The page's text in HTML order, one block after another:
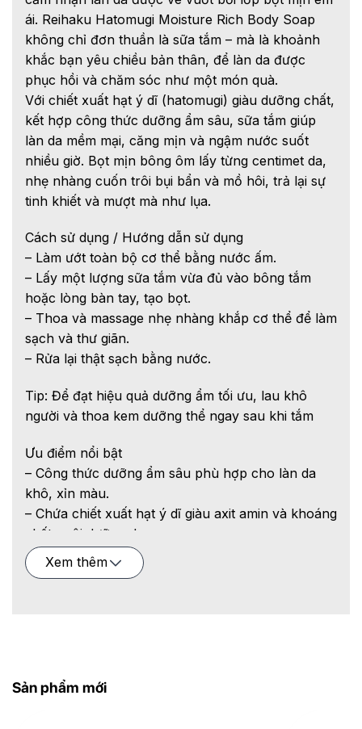
ái. Reihaku Hatomugi Moisture Rich Body Soap
không chỉ đơn thuần là sữa tắm – mà là khoảnh
khắc bạn yêu chiều bản thân, để làn da được
phục hồi và chăm sóc như một món quà.
Với chiết xuất hạt ý dĩ (hatomugi) giàu dưỡng chất,
kết hợp công thức dưỡng ẩm sâu, sữa tắm giúp
làn da mềm mại, căng mịn và ngậm nước suốt
nhiều giờ. Bọt mịn bông ôm lấy từng centimet da,
nhẹ nhàng cuốn trôi bụi bẩn và mồ hôi, trả lại sự
tinh khiết và mượt mà như lụa.
Cách sử dụng / Hướng dẫn sử dụng
– Làm ướt toàn bộ cơ thể bằng nước ấm.
– Lấy một lượng sữa tắm vừa đủ vào bông tắm
hoặc lòng bàn tay, tạo bọt.
– Thoa và massage nhẹ nhàng khắp cơ thể để làm
sạch và thư giãn.
– Rửa lại thật sạch bằng nước.
Tip: Để đạt hiệu quả dưỡng ẩm tối ưu, lau khô
người và thoa kem dưỡng thể ngay sau khi tắm
Ưu điểm nổi bật
– Công thức dưỡng ẩm sâu phù hợp cho làn da
khô, xỉn màu.
– Chứa chiết xuất hạt ý dĩ giàu axit amin và khoáng
chất nuôi dưỡng da.
– Bọt tắm mịn, dễ dàng làm sạch mà vẫn dịu nhẹ.
– Không chứa hương liệu và phẩm màu nhân tạo,
Xem thêm
Sản phẩm mới